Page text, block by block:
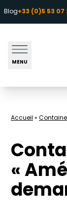
Aller au contenu
Blog+33 (0)5 53 07
MENU
Accueil»
«